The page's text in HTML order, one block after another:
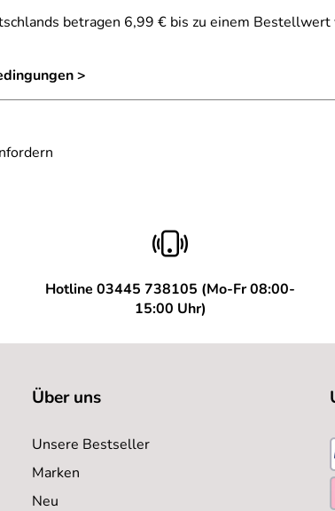
betragen 6,99 € bis zu einem Bestellwert
>
Hotline 03445 738105 (Mo-Fr 08:00-
15:00 Uhr)
Über uns
Unsere Bestseller
Marken
Neu